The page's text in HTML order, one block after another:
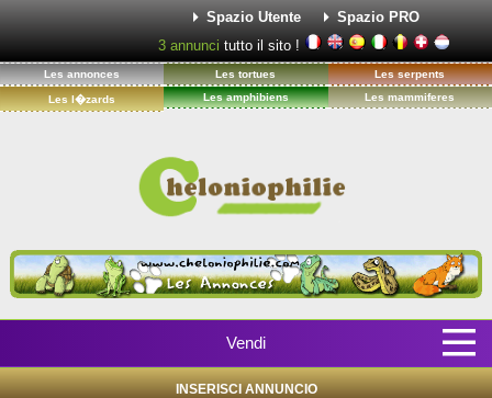
Spazio Utente
Spazio PRO
3 annunci tutto il sito !
Les annonces Les tortues Les serpents
Les l�zards Les amphibiens Les mammiferes
Vendi
INSERISCI ANNUNCIO